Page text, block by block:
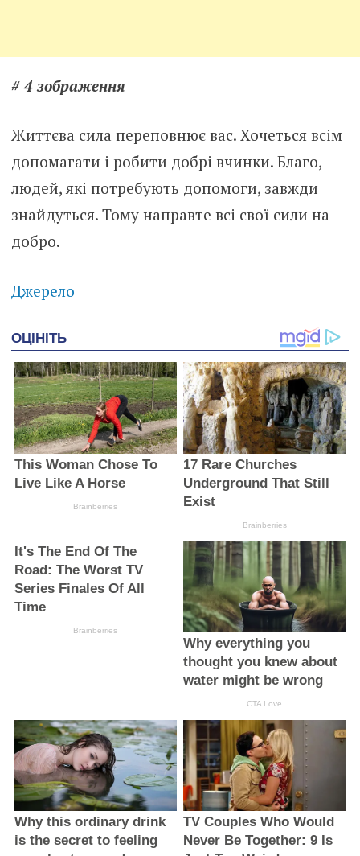
# 4 зображення
Життєва сила переповнює вас. Хочеться всім
допомагати і робити добрі вчинки. Благо,
людей, які потребують допомоги, завжди
знайдуться. Тому направте всі свої сили на
добро.
Джерело